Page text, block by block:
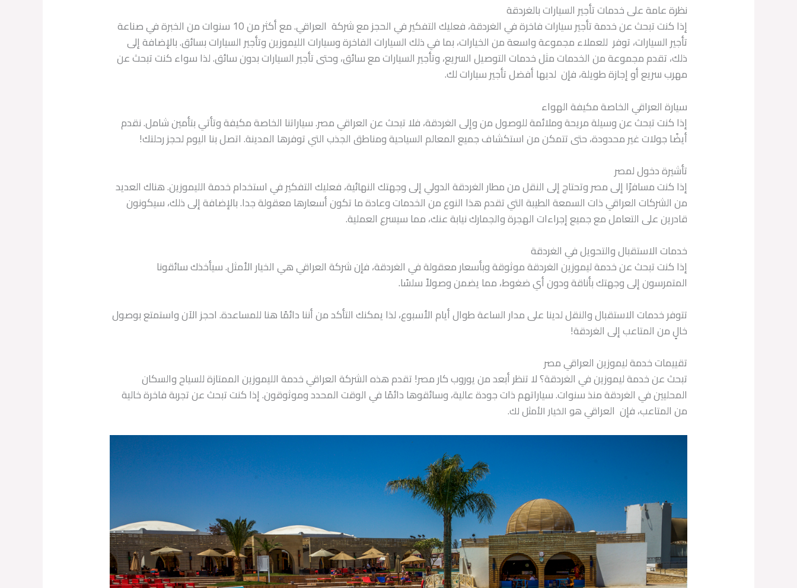
نظرة عامة على خدمات تأجير السيارات بالغردقة
إذا كنت تبحث عن خدمة تأجير سيارات فاخرة في الغردقة، فعليك التفكير في الحجز مع شركة العراقي. مع أكثر من 10 سنوات من الخبرة في صناعة
تأجير السيارات، توفر للعملاء مجموعة واسعة من الخيارات، بما في ذلك السيارات الفاخرة وسيارات الليموزين وتأجير السيارات بسائق. بالإضافة إلى
ذلك، تقدم مجموعة من الخدمات مثل خدمات التوصيل السريع، وتأجير السيارات مع سائق، وحتى تأجير السيارات بدون سائق. لذا سواء كنت تبحث عن
مهرب سريع أو إجازة طويلة، فإن لديها أفضل تأجير سيارات لك.
سيارة العراقي الخاصة مكيفة الهواء
إذا كنت تبحث عن وسيلة مريحة وملائمة للوصول من وإلى الغردقة، فلا تبحث عن العراقي مصر. سياراتنا الخاصة مكيفة وتأتي بتأمين شامل. نقدم
أيضًا جولات غير محدودة، حتى تتمكن من استكشاف جميع المعالم السياحية ومناطق الجذب التي توفرها المدينة. اتصل بنا اليوم لحجز رحلتك!
تأشيرة دخول لمصر
إذا كنت مسافرًا إلى مصر وتحتاج إلى النقل من مطار الغردقة الدولي إلى وجهتك النهائية، فعليك التفكير في استخدام خدمة الليموزين. هناك العديد
من الشركات العراقي ذات السمعة الطيبة التي تقدم هذا النوع من الخدمات وعادة ما تكون أسعارها معقولة جدا. بالإضافة إلى ذلك، سيكونون
قادرين على التعامل مع جميع إجراءات الهجرة والجمارك نيابة عنك، مما سيسرع العملية.
خدمات الاستقبال والتحويل في الغردقة
إذا كنت تبحث عن خدمة ليموزين الغردقة موثوقة وبأسعار معقولة في الغردقة، فإن شركة العراقي هي الخيار الأمثل. سيأخذك سائقونا
المتمرسون إلى وجهتك بأناقة ودون أي ضغوط، مما يضمن وصولاً سلسًا.
تتوفر خدمات الاستقبال والنقل لدينا على مدار الساعة طوال أيام الأسبوع، لذا يمكنك التأكد من أننا دائمًا هنا للمساعدة. احجز الآن واستمتع بوصول
خالٍ من المتاعب إلى الغردقة!
تقييمات خدمة ليموزين العراقي مصر
تبحث عن خدمة ليموزين في الغردقة؟ لا تنظر أبعد من يوروب كار مصر! تقدم هذه الشركة العراقي خدمة الليموزين الممتازة للسياح والسكان
المحليين في الغردقة منذ سنوات. سياراتهم ذات جودة عالية، وسائقوها دائمًا في الوقت المحدد وموثوقون. إذا كنت تبحث عن تجربة فاخرة خالية
من المتاعب، فإن العراقيهو الخيار الأمثل لك.